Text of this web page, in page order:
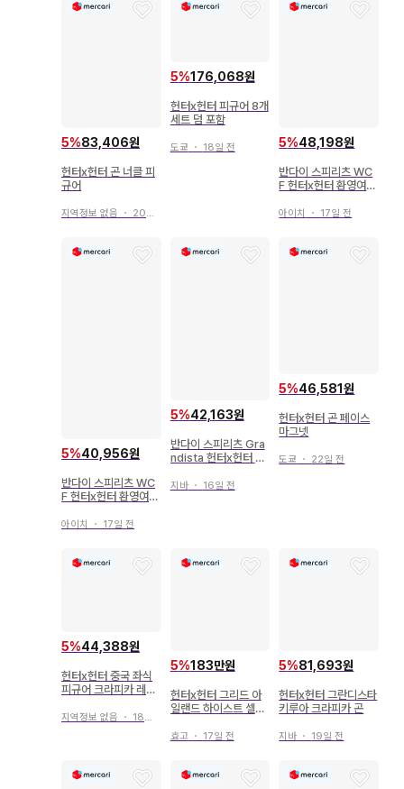
5%83,406원
헌터x헌터 곤 너클 피
규어
지역정보 없음 ・ 20일 전
5%176,068원
헌터x헌터 피규어 8개
세트 덤 포함
도쿄 ・ 18일 전 5%48,198원
반다이 스피리츠 WC
F 헌터x헌터 환영여단
아이치 ・ 17일 전
5%40,956원
반다이 스피리츠 WC
F 헌터x헌터 환영여단
아이치 ・ 17일 전
5%42,163원
반다이 스피리츠 Gra
ndista 헌터x헌터 곤
지바・ 16일 전
5%46,581원
헌터x헌터 곤 페이스
마그넷
도쿄 ・ 22일 전
5%44,388원
헌터x헌터 중국 좌식
피규어 크라피카 레오
지역정보 없음 ・ 18일 전
5%183만원
헌터x헌터 그리드 아
일랜드 하이스트 셀렉
효고・ 17일 전
5%81,693원
헌터x헌터 그란디스타
키루아 크라피카 곤
지바 ・ 19일 전